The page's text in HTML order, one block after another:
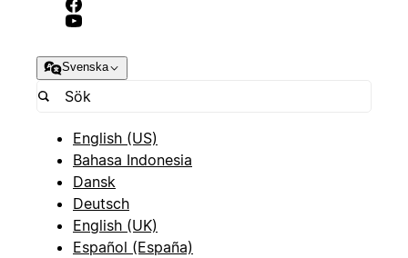
Svenska
English (US)
Bahasa Indonesia
Dansk
Deutsch
English (UK)
Español (España)